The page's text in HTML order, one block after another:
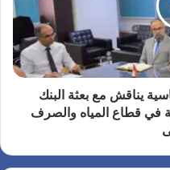
يناقش مع بعثة البنك
في قطاع المياه والصرف